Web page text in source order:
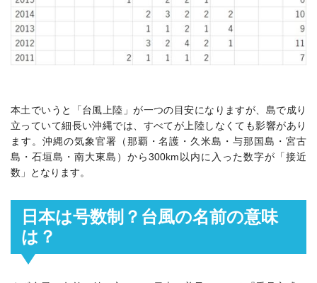
本土でいうと「台風上陸」が一つの目安になりますが、島で成り
立っていて細長い沖縄では、すべてが上陸しなくても影響があり
ます。沖縄の気象官署（那覇・名護・久米島・与那国島・宮古
島・石垣島・南大東島）から300km以内に入った数字が「接近
数」となります。
日本は号数制？台風の名前の意味
は？